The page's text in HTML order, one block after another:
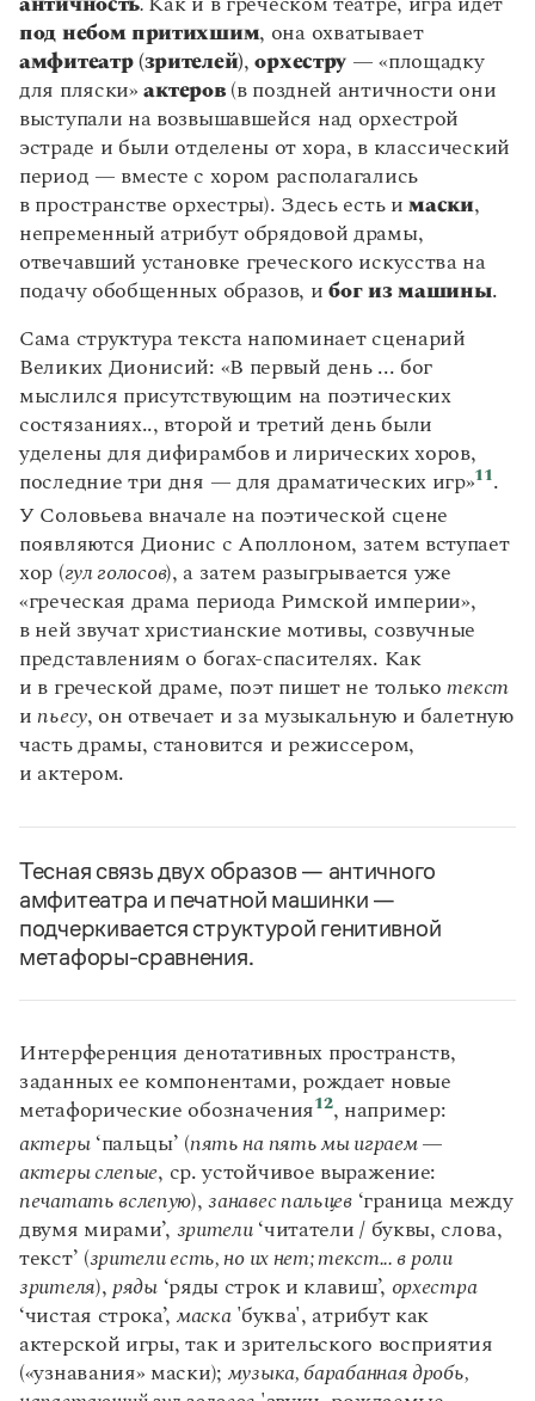
античность. Как и в греческом театре, игра идет
под небом притихшим, она охватывает
амфитеатр (зрителей),орхестру — «площадку
для пляски»актеров(в поздней античности они
выступали на возвышавшейся над орхестрой
эстраде и были отделены от хора, в классический
период — вместе с хором располагались
в пространстве орхестры). Здесь есть имаски,
непременный атрибут обрядовой драмы,
отвечавший установке греческого искусства на
подачу обобщенных образов, ибог из машины.
Сама структура текста напоминает сценарий
Великих Дионисий: «В первый день ... бог
мыслился присутствующим на поэтических
состязаниях.., второй и третий день были
уделены для дифирамбов и лирических хоров,
последние три дня — для драматических игр»11.
У Соловьева вначале на поэтической сцене
появляются Дионис с Аполлоном, затем вступает
хор (гул голосов), а затем разыгрывается уже
«греческая драма периода Римской империи»,
в ней звучат христианские мотивы, созвучные
представлениям о богах-спасителях. Как
и в греческой драме, поэт пишет не толькотекст
ипьесу, он отвечает и за музыкальную и балетную
часть драмы, становится и режиссером,
и актером.
Тесная связь двух образов — античного
амфитеатра и печатной машинки —
подчеркивается структурой генитивной
метафоры-сравнения.
Интерференция денотативных пространств,
заданных ее компонентами, рождает новые
метафорические обозначения12, например:
актеры‘пальцы’ (пять на пять мы играем —
актеры слепые, ср. устойчивое выражение:
печатать вслепую),занавес пальцев‘граница между
двумя мирами’, зрители‘читатели / буквы, слова,
текст’ (зрители есть, но их нет; текст... в роли
зрителя), ряды‘ряды строк и клавиш’, орхестра
‘чистая строка’, маска'буква', атрибут как
актерской игры, так и зрительского восприятия
(«узнавания» маски); музыка, барабанная дробь,